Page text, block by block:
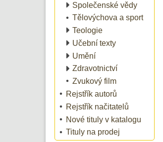
Společenské vědy
Tělovýchova a sport
Teologie
Učební texty
Umění
Zdravotnictví
Zvukový film
Rejstřík autorů
Rejstřík načitatelů
Nové tituly v katalogu
Tituly na prodej